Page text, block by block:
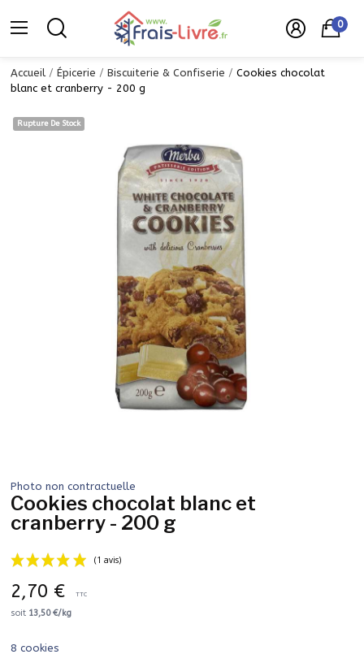
0
Accueil Épicerie Biscuiterie & Confiserie
Cookies chocolat
blanc et cranberry - 200 g
Rupture De Stock
Photo non contractuelle
Cookies chocolat blanc et
cranberry - 200 g
2,70 € TTC
soit 13,50 €/kg
8 cookies